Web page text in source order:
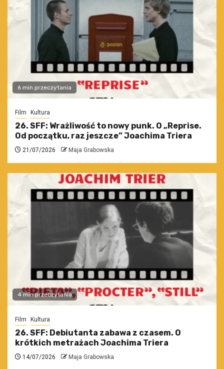
6 min przeczytania
Film Kultura
26. SFF: Wrażliwość to nowy punk. O „Reprise.
Od początku, raz jeszcze” Joachima Triera
21/07/2026 Maja Grabowska
4 min przeczytania
Film Kultura
26. SFF: Debiutanta zabawa z czasem. O
krótkich metrażach Joachima Triera
14/07/2026 Maja Grabowska